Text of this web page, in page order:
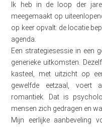
Ik heb in de loop der
meegemaakt op
op keer opvalt: de locatie
agenda.
Een strategiesessie in een
generieke uitkomsten.
kasteel, met uitzicht op
gewelfde eetzaal, voert
romantiek. Dat is
mensen zich gedragen en
Mijn eerlijke aanbeveling